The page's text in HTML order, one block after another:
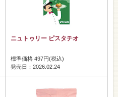
ニュトゥリー ピスタチオ
標準価格 497円(税込)
発売日：2026.02.24